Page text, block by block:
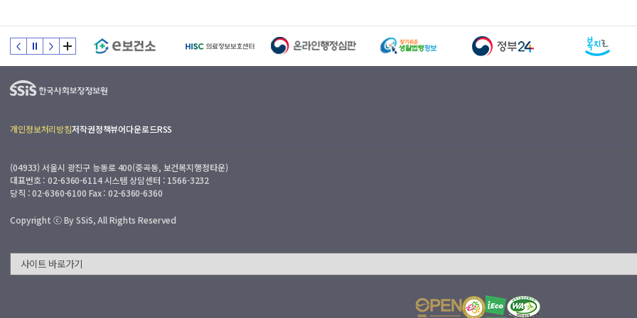
개인정보처리방침저작권정책뷰어다운로드RSS
(04933) 서울시 광진구 능동로 400(중곡동, 보건복지행정타운)
대표번호 : 02-6360-6114 시스템 상담센터 : 1566-3232
당직 : 02-6360-6100 Fax : 02-6360-6360
Copyright ⓒ By SSiS, All Rights Reserved